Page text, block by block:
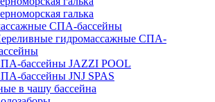
галька
СПА-бассейны
гидромассажные СПА-
бассейны JAZZI POOL
бассейны JNJ SPAS
в чашу бассейна